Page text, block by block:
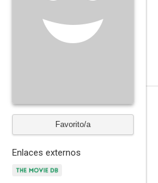
Favorito/a
Enlaces externos